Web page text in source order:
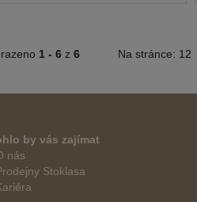
1 - 6 z 6 Na stránce: 12
by vás zajímat
nás
Stoklasa